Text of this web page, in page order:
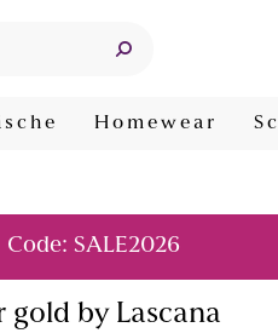
Homewear
| Code: SALE2026
by Lascana